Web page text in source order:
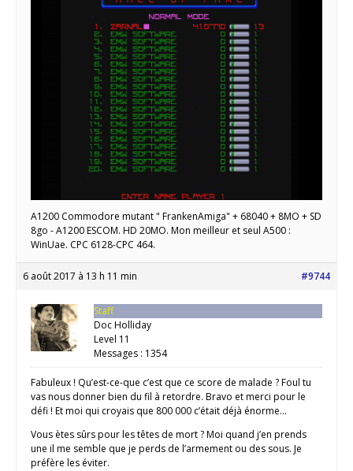
A1200 Commodore mutant " FrankenAmiga" + 68040 + 8MO + SD
8go - A1200 ESCOM. HD 20MO. Mon meilleur et seul A500 :
WinUae. CPC 6128-CPC 464.
6 août 2017 à 13 h 11 min #9744
Staff
Doc Holliday
Level 11
Messages : 1354
Fabuleux ! Qu’est-ce-que c’est que ce score de malade ? Foul tu
vas nous donner bien du fil à retordre. Bravo et merci pour le
défi ! Et moi qui croyais que 800 000 c’était déjà énorme…
Vous ètes sûrs pour les têtes de mort ? Moi quand j’en prends
une il me semble que je perds de l’armement ou des sous. Je
préfère les éviter.